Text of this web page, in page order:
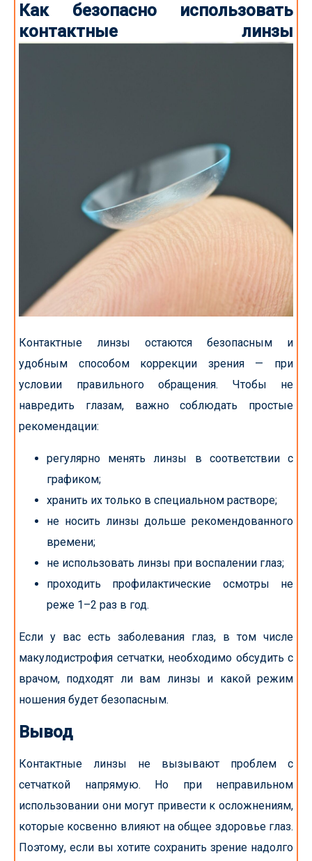
Как безопасно использовать
контактные линзы
Контактные линзы остаются безопасным и
удобным способом коррекции зрения — при
условии правильного обращения. Чтобы не
навредить глазам, важно соблюдать простые
рекомендации:
регулярно менять линзы в соответствии с
графиком;
хранить их только в специальном растворе;
не носить линзы дольше рекомендованного
времени;
не использовать линзы при воспалении глаз;
проходить профилактические осмотры не
реже 1–2 раз в год.
Если у вас есть заболевания глаз, в том числе
макулодистрофия сетчатки, необходимо обсудить с
врачом, подходят ли вам линзы и какой режим
ношения будет безопасным.
Вывод
Контактные линзы не вызывают проблем с
сетчаткой напрямую. Но при неправильном
использовании они могут привести к осложнениям,
которые косвенно влияют на общее здоровье глаз.
Поэтому, если вы хотите сохранить зрение надолго